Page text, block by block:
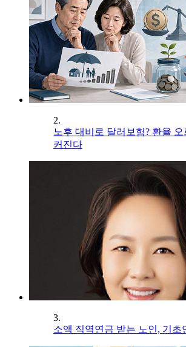
2.
노후 대비로 달러보험? 환율
커진다
3.
소액 직역연금 받는 노인, 기초